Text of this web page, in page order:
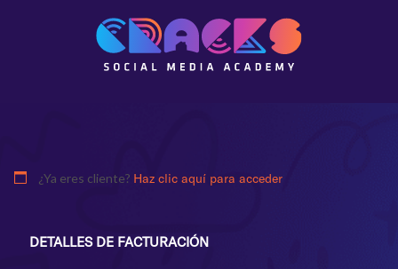
¿Ya eres cliente? Haz clic aquí para acceder
DETALLES DE FACTURACIÓN